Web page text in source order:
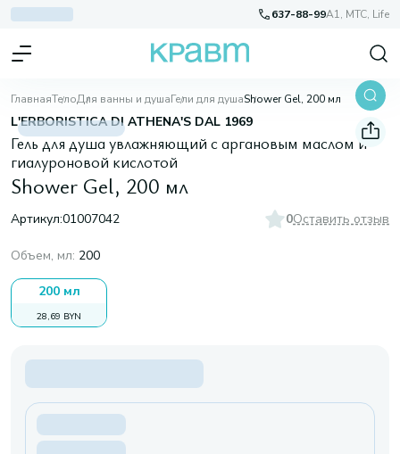
637-88-99A1, МТС, Life
ГлавнаяТелоДля ванны и душаГели для душаShower Gel, 200 мл
L'ERBORISTICA DI ATHENA'S DAL 1969
Гель для душа увлажняющий с аргановым маслом и
гиалуроновой кислотой
Shower Gel, 200 мл
Артикул:01007042 0Оставить отзыв
Объем, мл: 200
200 мл
28,69 BYN